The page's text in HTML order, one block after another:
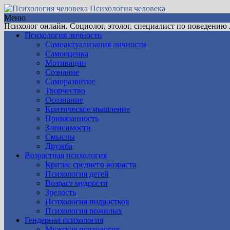
Психология человека
Психолог онлайн. Социолог, этолог, специалист по поведению
Меню
Психология личности
Самоактуализация личности
Самооценка
Мотивации
Сознание
Саморазвитие
Творчество
Осознание
Критическое мышление
Привязанность
Зависимости
Смыслы
Дружба
Возрастная психология
Кризис среднего возраста
Психология детей
Возраст мудрости
Зрелость
Психология подростков
Психология пожилых
Гендерная психология